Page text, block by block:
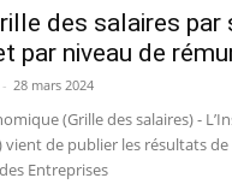
des salaires par
par niveau de
- 28 mars 2024
(Grille des salaires) -
de publier les résultats de
Entreprises